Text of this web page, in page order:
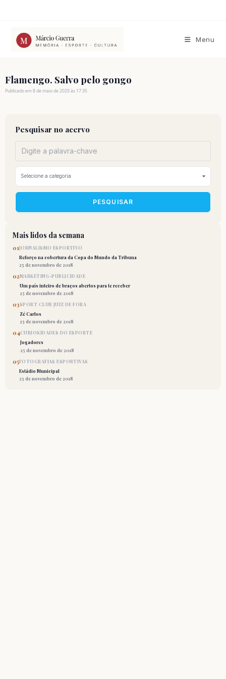
conteúdo
Menu
Flamengo. Salvo pelo gongo
Publicado em 8 de maio de 2020 às 17:35
Pesquisar no acervo
PESQUISAR
Mais lidos da semana
01JORNALISMO ESPORTIVO
Reforço na cobertura da Copa do Mundo da Tribuna
25 de novembro de 2018
02MARKETING-PUBLICIDADE
Um país inteiro de braços abertos para te receber
25 de novembro de 2018
03SPORT CLUB JUIZ DE FORA
Zé Carlos
25 de novembro de 2018
04CURIOSIDADES DO ESPORTE
Jogadores
25 de novembro de 2018
05FOTOGRAFIAS ESPORTIVAS
Estádio Municipal
25 de novembro de 2018